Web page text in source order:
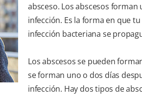
absceso. Los abscesos
infección. Es la forma en que
infección bacteriana se
Los abscesos se pueden
se forman uno o dos días
infección. Hay dos tipos de